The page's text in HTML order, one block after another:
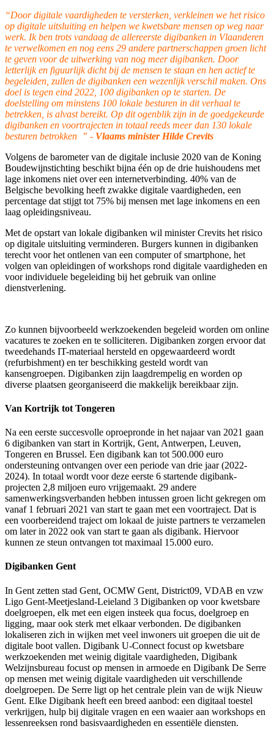
“Door digitale vaardigheden te versterken, verkleinen we het risico
op digitale uitsluiting en helpen we kwetsbare mensen op weg naar
werk. Ik ben trots vandaag de allereerste digibanken in Vlaanderen
te verwelkomen en nog eens 29 andere partnerschappen groen licht
te geven voor de uitwerking van nog meer digibanken. Door
letterlijk en figuurlijk dicht bij de mensen te staan en hen actief te
begeleiden, zullen de digibanken een wezenlijk verschil maken. Ons
doel is tegen eind 2022, 100 digibanken op te starten. De
doelstelling om minstens 100 lokale besturen in dit verhaal te
betrekken, is alvast bereikt. Op dit ogenblik zijn in de goedgekeurde
digibanken en voortrajecten in totaal reeds meer dan 130 lokale
besturen betrokken ” - Vlaams minister Hilde Crevits
Volgens de barometer van de digitale inclusie 2020 van de Koning
Boudewijnstichting beschikt bijna één op de drie huishoudens met
lage inkomens niet over een internetverbinding. 40% van de
Belgische bevolking heeft zwakke digitale vaardigheden, een
percentage dat stijgt tot 75% bij mensen met lage inkomens en een
laag opleidingsniveau.
Met de opstart van lokale digibanken wil minister Crevits het risico
op digitale uitsluiting verminderen. Burgers kunnen in digibanken
terecht voor het ontlenen van een computer of smartphone, het
volgen van opleidingen of workshops rond digitale vaardigheden en
voor individuele begeleiding bij het gebruik van online
dienstverlening.
Zo kunnen bijvoorbeeld werkzoekenden begeleid worden om online
vacatures te zoeken en te solliciteren. Digibanken zorgen ervoor dat
tweedehands IT-materiaal hersteld en opgewaardeerd wordt
(refurbishment) en ter beschikking gesteld wordt van
kansengroepen. Digibanken zijn laagdrempelig en worden op
diverse plaatsen georganiseerd die makkelijk bereikbaar zijn.
Van Kortrijk tot Tongeren
Na een eerste succesvolle oproepronde in het najaar van 2021 gaan
6 digibanken van start in Kortrijk, Gent, Antwerpen, Leuven,
Tongeren en Brussel. Een digibank kan tot 500.000 euro
ondersteuning ontvangen over een periode van drie jaar (2022-
2024). In totaal wordt voor deze eerste 6 startende digibank-
projecten 2,8 miljoen euro vrijgemaakt. 29 andere
samenwerkingsverbanden hebben intussen groen licht gekregen om
vanaf 1 februari 2021 van start te gaan met een voortraject. Dat is
een voorbereidend traject om lokaal de juiste partners te verzamelen
om later in 2022 ook van start te gaan als digibank. Hiervoor
kunnen ze steun ontvangen tot maximaal 15.000 euro.
Digibanken Gent
In Gent zetten stad Gent, OCMW Gent, District09, VDAB en vzw
Ligo Gent-Meetjesland-Leieland 3 Digibanken op voor kwetsbare
doelgroepen, elk met een eigen insteek qua focus, doelgroep en
ligging, maar ook sterk met elkaar verbonden. De digibanken
lokaliseren zich in wijken met veel inwoners uit groepen die uit de
digitale boot vallen. Digibank U-Connect focust op kwetsbare
werkzoekenden met weinig digitale vaardigheden, Digibank
Welzijnsbureau focust op mensen in armoede en Digibank De Serre
op mensen met weinig digitale vaardigheden uit verschillende
doelgroepen. De Serre ligt op het centrale plein van de wijk Nieuw
Gent. Elke Digibank heeft een breed aanbod: een digitaal toestel
verkrijgen, hulp bij digitale vragen en een waaier aan workshops en
lessenreeksen rond basisvaardigheden en essentiële diensten.